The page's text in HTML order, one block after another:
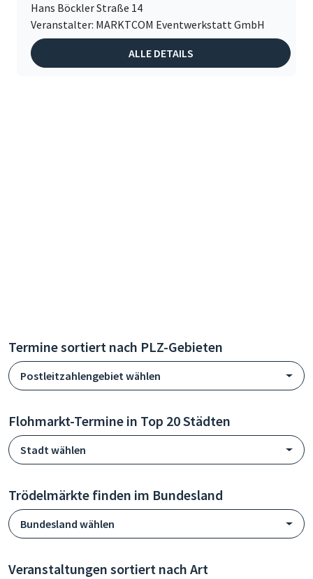
Hans Böckler Straße 14
Veranstalter: MARKTCOM Eventwerkstatt GmbH
ALLE DETAILS
Termine sortiert nach PLZ-Gebieten
Postleitzahlengebiet wählen
Flohmarkt-Termine in Top 20 Städten
Stadt wählen
Trödelmärkte finden im Bundesland
Bundesland wählen
Veranstaltungen sortiert nach Art